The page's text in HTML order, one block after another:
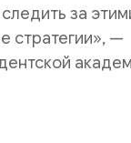
за
стратегии», —